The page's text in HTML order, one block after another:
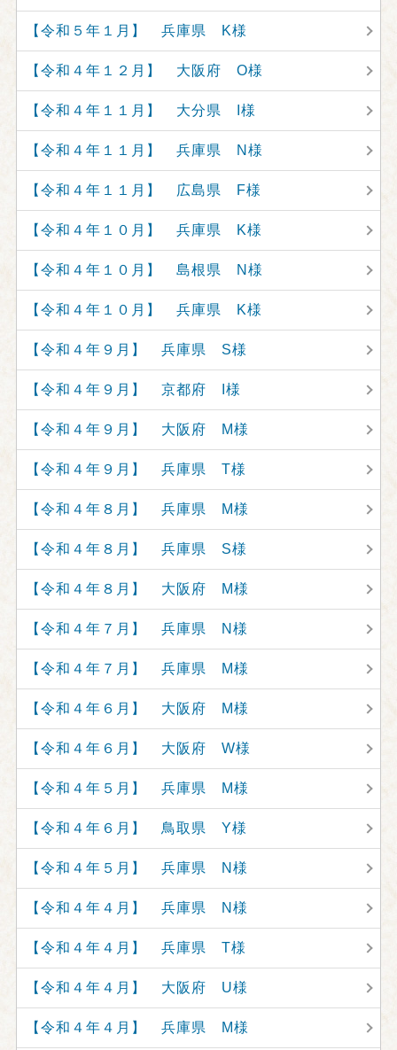
【令和５年１月】 兵庫県 K様
【令和４年１２月】 大阪府 O様
【令和４年１１月】 大分県 I様
【令和４年１１月】 兵庫県 N様
【令和４年１１月】 広島県 F様
【令和４年１０月】 兵庫県 K様
【令和４年１０月】 島根県 N様
【令和４年１０月】 兵庫県 K様
【令和４年９月】 兵庫県 S様
【令和４年９月】 京都府 I様
【令和４年９月】 大阪府 M様
【令和４年９月】 兵庫県 T様
【令和４年８月】 兵庫県 M様
【令和４年８月】 兵庫県 S様
【令和４年８月】 大阪府 M様
【令和４年７月】 兵庫県 N様
【令和４年７月】 兵庫県 M様
【令和４年６月】 大阪府 M様
【令和４年６月】 大阪府 W様
【令和４年５月】 兵庫県 M様
【令和４年６月】 鳥取県 Y様
【令和４年５月】 兵庫県 N様
【令和４年４月】 兵庫県 N様
【令和４年４月】 兵庫県 T様
【令和４年４月】 大阪府 U様
【令和４年４月】 兵庫県 M様